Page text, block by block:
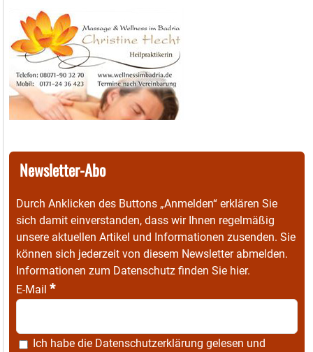
Newsletter-Abo
Durch Anklicken des Buttons „Anmelden“ erklären Sie
sich damit einverstanden, dass wir Ihnen regelmäßig
unsere aktuellen Artikel und Informationen zusenden. Sie
können sich jederzeit von diesem Newsletter abmelden.
Informationen zum Datenschutz finden Sie hier.
E-Mail *
Ich habe die Datenschutzerklärung gelesen und